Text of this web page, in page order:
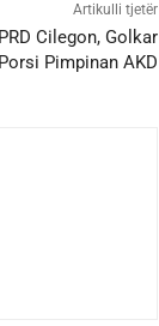
Artikulli tjetër
Cilegon, Golkar
Pimpinan AKD